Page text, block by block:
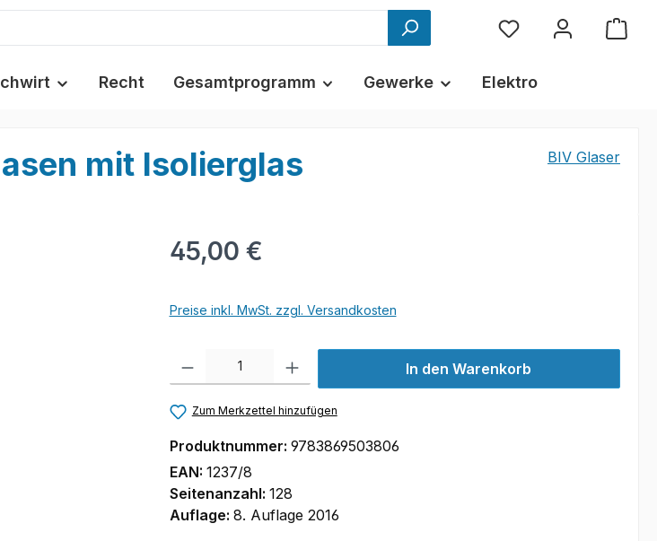
Recht Gesamtprogramm Gewerke Elektro
mit Isolierglas BIV Glaser
45,00 €
Preise inkl. MwSt. zzgl. Versandkosten
Produkt Anzahl: Gib den gewünschten Wert ein oder benutze die Schaltflächen
In den Warenkorb
Zum Merkzettel hinzufügen
Produktnummer: 9783869503806
EAN: 1237/8
Seitenanzahl: 128
Auflage: 8. Auflage 2016